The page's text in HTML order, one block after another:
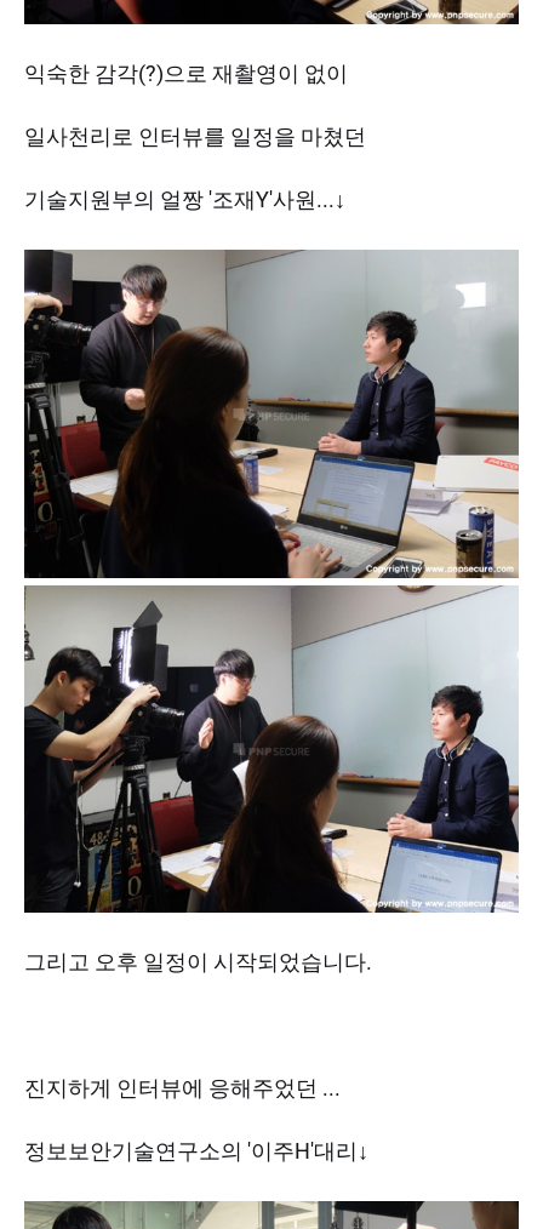
익숙한 감각(?)으로 재촬영이 없이
일사천리로 인터뷰를 일정을 마쳤던
기술지원부의 얼짱 '조재Y'사원...↓
그리고 오후 일정이 시작되었습니다.
진지하게 인터뷰에 응해주었던 ...
정보보안기술연구소의 '이주H'대리↓